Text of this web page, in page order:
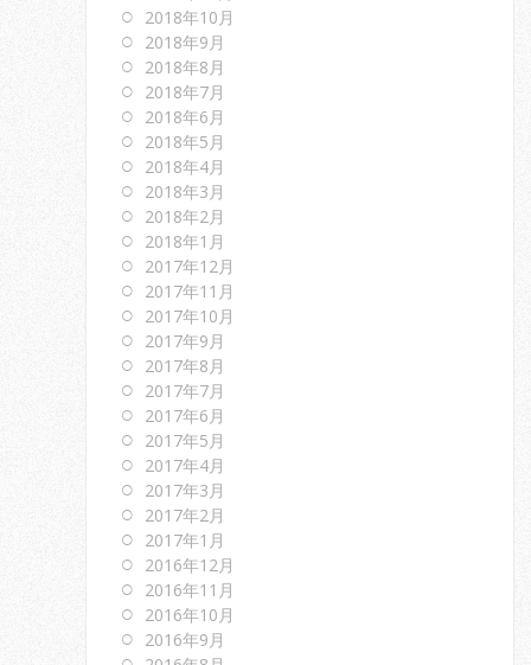
2018年10月
2018年9月
2018年8月
2018年7月
2018年6月
2018年5月
2018年4月
2018年3月
2018年2月
2018年1月
2017年12月
2017年11月
2017年10月
2017年9月
2017年8月
2017年7月
2017年6月
2017年5月
2017年4月
2017年3月
2017年2月
2017年1月
2016年12月
2016年11月
2016年10月
2016年9月